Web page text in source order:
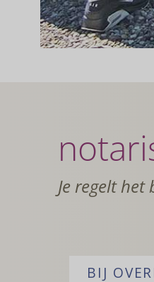
Je regelt
BIJ